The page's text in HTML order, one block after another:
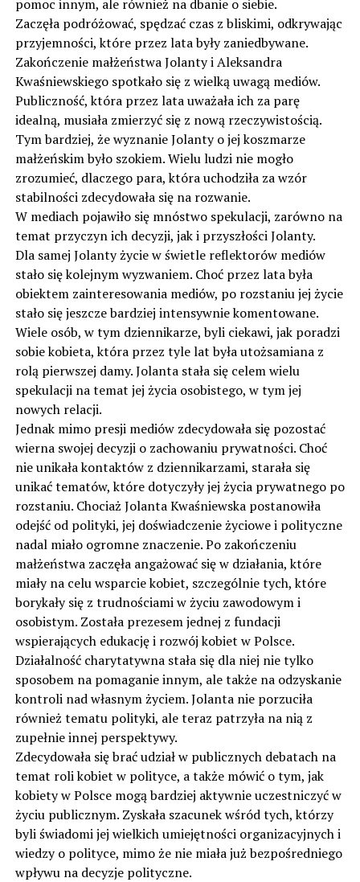
pomoc innym, ale również na dbanie o siebie.
Zaczęła podróżować, spędzać czas z bliskimi, odkrywając
przyjemności, które przez lata były zaniedbywane.
Zakończenie małżeństwa Jolanty i Aleksandra
Kwaśniewskiego spotkało się z wielką uwagą mediów.
Publiczność, która przez lata uważała ich za parę
idealną, musiała zmierzyć się z nową rzeczywistością.
Tym bardziej, że wyznanie Jolanty o jej koszmarze
małżeńskim było szokiem. Wielu ludzi nie mogło
zrozumieć, dlaczego para, która uchodziła za wzór
stabilności zdecydowała się na rozwanie.
W mediach pojawiło się mnóstwo spekulacji, zarówno na
temat przyczyn ich decyzji, jak i przyszłości Jolanty.
Dla samej Jolanty życie w świetle reflektorów mediów
stało się kolejnym wyzwaniem. Choć przez lata była
obiektem zainteresowania mediów, po rozstaniu jej życie
stało się jeszcze bardziej intensywnie komentowane.
Wiele osób, w tym dziennikarze, byli ciekawi, jak poradzi
sobie kobieta, która przez tyle lat była utożsamiana z
rolą pierwszej damy. Jolanta stała się celem wielu
spekulacji na temat jej życia osobistego, w tym jej
nowych relacji.
Jednak mimo presji mediów zdecydowała się pozostać
wierna swojej decyzji o zachowaniu prywatności. Choć
nie unikała kontaktów z dziennikarzami, starała się
unikać tematów, które dotyczyły jej życia prywatnego po
rozstaniu. Chociaż Jolanta Kwaśniewska postanowiła
odejść od polityki, jej doświadczenie życiowe i polityczne
nadal miało ogromne znaczenie. Po zakończeniu
małżeństwa zaczęła angażować się w działania, które
miały na celu wsparcie kobiet, szczególnie tych, które
borykały się z trudnościami w życiu zawodowym i
osobistym. Została prezesem jednej z fundacji
wspierających edukację i rozwój kobiet w Polsce.
Działalność charytatywna stała się dla niej nie tylko
sposobem na pomaganie innym, ale także na odzyskanie
kontroli nad własnym życiem. Jolanta nie porzuciła
również tematu polityki, ale teraz patrzyła na nią z
zupełnie innej perspektywy.
Zdecydowała się brać udział w publicznych debatach na
temat roli kobiet w polityce, a także mówić o tym, jak
kobiety w Polsce mogą bardziej aktywnie uczestniczyć w
życiu publicznym. Zyskała szacunek wśród tych, którzy
byli świadomi jej wielkich umiejętności organizacyjnych i
wiedzy o polityce, mimo że nie miała już bezpośredniego
wpływu na decyzje polityczne.